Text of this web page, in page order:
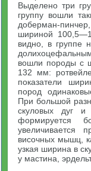
Выделено три
группу вошли
доберман-
шириной
видно, в группе
вошли породы с
132 мм:
показатели
пород
При большой
скуловых дуг
формируется
увеличивается
височных мышц,
узкая ширина в
у мастина,